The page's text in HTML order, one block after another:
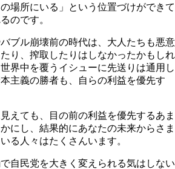
場所にいる」という位置づけができて
のです。
ブル崩壊前の時代は、大人たちも悪意
り、搾取したりはしなかったかもしれ
界中を覆うイシューに先送りは通用し
主義の勝者も、自らの利益を優先す
えても、目の前の利益を優先するあま
にし、結果的にあなたの未来からさま
る人々はたくさんいます。
自民党を大きく変えられる気はしない